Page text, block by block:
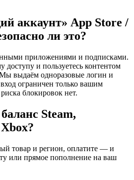
аккаунт» App Store /
ли это?
приложениями и подписками.
и пользуетесь контентом
выдаём одноразовые логин и
ограничен только вашим
блокировок нет.
Steam,
товар и регион, оплатите — и
или прямое пополнение на ваш